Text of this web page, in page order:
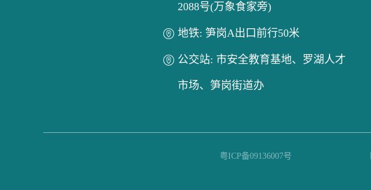
2088号(万象食家旁)
地铁: 笋岗A出口前行50米
公交站: 市安全教育基地、罗湖人才
市场、笋岗街道办
粤ICP备09136007号